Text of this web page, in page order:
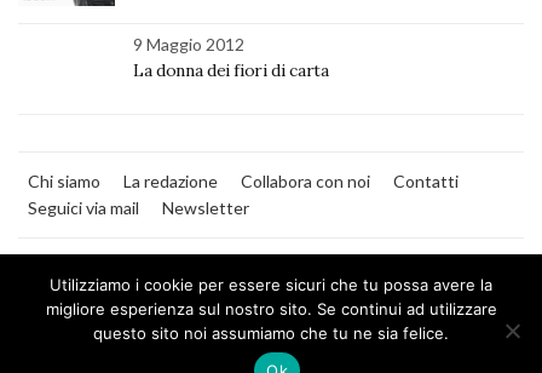
9 Maggio 2012
La donna dei fiori di carta
Chi siamo La redazione Collabora con noi
Contatti
Seguici via mail
Newsletter
MilanoNera
Utilizziamo i cookie per essere sicuri che tu possa avere la
migliore esperienza sul nostro sito. Se continui ad utilizzare
questo sito noi assumiamo che tu ne sia felice.